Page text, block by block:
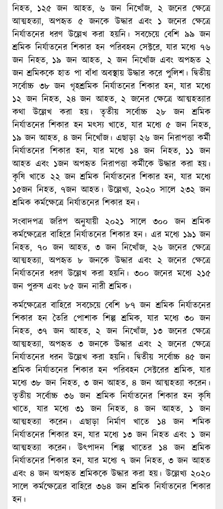
নিহত, ১২৫ জন আহত, ৬ জন নিখোঁজ, ২ জনের ক্ষেত্রে
আত্মহত্যা, অপহৃত ৫ জনকে উদ্ধার এবং ১ জনের ক্ষেত্রে
নির্যাতনের ধরণ উল্লেখ করা হয়নি। সবচেয়ে বেশি ৯৯ জন
শ্রমিক নির্যাতনের শিকার হন পরিবহন সেক্টরে, যার মধ্যে ৭৬
জন নিহত, ১৯ জন আহত, ২ জন নিখোঁজ এবং অপহৃত ২
জন শ্রমিককে হাত পা বাঁধা অবস্থায় উদ্ধার করে পুলিশ। দ্বিতীয়
সর্বোচ্চ ৩৮ জন গৃহশ্রমিক নির্যাতনের শিকার হন, যার মধ্যে
১২ জন নিহত, ২৪ জন আহত, ২ জনের ক্ষেত্রে আত্মহত্যার
কথা উল্লেখ করা হয়। তৃতীয় সর্বোচ্চ ২৮ জন শ্রমিক
নির্যাতনের শিকার হন মৎস্য খাতে, যার মধ্যে ৫ জন নিহত,
১৯ জন আহত, ৪ জন নিখোঁজ। এছাড়া ২৬ জন নিরাপত্তা কর্মী
নির্যাতনের শিকার হন, যার মধ্যে ১৪ জন নিহত, ১১ জন
আহত এবং ১জন অপহৃত নিরাপত্তা কর্মীকে উদ্ধার করা হয়।
কৃষি খাতে ২২ জন শ্রমিক নির্যাতনের শিকার হন, যার মধ্যে
১৫জন নিহত, ৭জন আহত। উল্লেখ্য, ২০২০ সালে ২৩২ জন
শ্রমিক কর্মক্ষেত্রে নির্যাতনের শিকার হন।
সংবাদপত্র জরিপ অনুযায়ী ২০২১ সালে ৩০০ জন শ্রমিক
কর্মক্ষেত্রের বাহিরে নির্যাতনের শিকার হন। এর মধ্যে ১৯১ জন
নিহত, ৭০ জন আহত, ৩ জন নিখোঁজ, ২৬ জনের ক্ষেত্রে
আত্মহত্যা, অপহৃত ৮ জনকে উদ্ধার এবং ২ জনের ক্ষেত্রে
নির্যাতনের ধরণ উল্লেখ করা হয়নি। ৩০০ জনের মধ্যে ২১৫
জন পুরুষ এবং ৮৫ জন নারী শ্রমিক।
কর্মক্ষেত্রের বাহিরে সবচেয়ে বেশি ৮৭ জন শ্রমিক নির্যাতনের
শিকার হন তৈরি পোশাক শিল্প শ্রমিক, যার মধ্যে ৩০ জন
নিহত, ৩৭ জন আহত, ২ জন নিখোঁজ, ১৩ জনের ক্ষেত্রে
আত্মহত্যা, অপহৃত ৩ জনকে উদ্ধার এবং ২ জনের ক্ষেত্রে
নির্যাতনের ধরন উল্লেখ করা হয়নি। দ্বিতীয় সর্বোচ্চ ৪৫ জন
শ্রমিক নির্যাতনের শিকার হন পরিবহন সেক্টরের শ্রমিক, যার
মধ্যে ৩৮ জন নিহত, ৩ জন আহত, ৪ জন আত্মহত্যা করেন।
তৃতীয় সর্বোচ্চ ৩৬ জন শ্রমিক নির্যাতনের শিকার হন কৃষি
খাতে, যার মধ্যে ৩১ জন নিহত, ৪ জন আহত, ১ জন
আত্মহত্যা করেন। এছাড়া নির্মাণ খাতে ১৪ জন শমিক
নির্যাতনের শিকার হন, যার মধ্যে ১৩ জন নিহত এবং ১ জন
আত্মহত্যা করেন। উৎপাদন শিল্প খাতের ১৪ জন শ্রমিক
নির্যাতনের শিকার হন, যার মধ্যে ৭ জন নিহত, ৩ জন আহত
এবং ৪ জন অপহৃত শ্রমিককে উদ্ধার করা হয়। উল্লেখ্য ২০২০
সালে কর্মক্ষেত্রের বাহিরে ৩৬৪ জন শ্রমিক নির্যাতনের শিকার
হন।